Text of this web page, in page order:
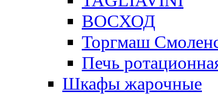
ВОСХОД
Торгмаш
Печь
Шкафы жарочные